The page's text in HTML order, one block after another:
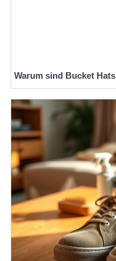
Warum sind Bucket